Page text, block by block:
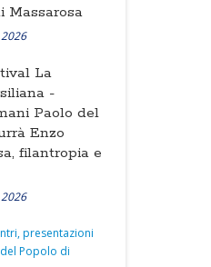
Massarosa
La
-
Paolo del
Enzo
filantropia e